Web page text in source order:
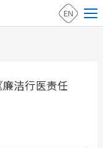
EN
洁行医责任